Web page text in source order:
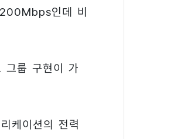
인데 비
룹 구현이 가
케이션의 전력